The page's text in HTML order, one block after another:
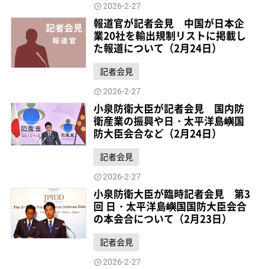
2026-2-27
報道官が記者会見 中国が日本企
業20社を輸出規制リストに掲載し
た報道について（2月24日）
記者会見
2026-2-27
小泉防衛大臣が記者会見 国内防
衛産業の振興や日・太平洋島嶼国
防大臣会合など（2月24日）
記者会見
2026-2-27
小泉防衛大臣が臨時記者会見 第3
回 日・太平洋島嶼国国防大臣会合
の本会合について（2月23日）
記者会見
2026-2-27